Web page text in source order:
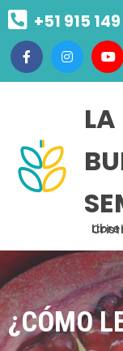
+51 915
LA
Libreria
¿CÓMO